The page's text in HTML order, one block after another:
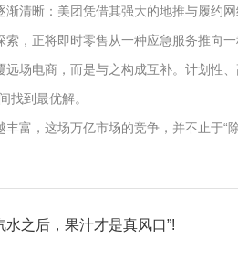
清晰：美团凭借其强大的地推与履约
索，正将即时零售从一种应急服务推向
远场电商，而是与之构成互补。计划性
找到最优解。
富，这场万亿市场的竞争，并不止于“
水之后，果汁才是真风口”!